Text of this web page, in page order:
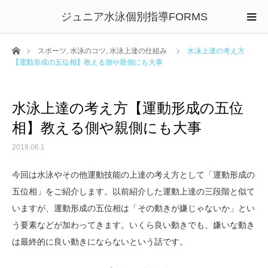
ジュニア水泳個別指導FORMS
ホームスポーツ, 水泳のコツ, 水泳上達の仕組み
水泳上達の考え方
【運動形成の五位相】教える側や親側にも大事
水泳上達の考え方【運動形成の五位
相】教える側や親側にも大事
2019.06.1
今回は水泳やその他運動技能の上達の考え方として「運動形成の
五位相」をご紹介します。
以前紹介した運動上達の三段階と似て
いますが、運動形成の五位相は「その動きが嫌じゃないか」とい
う要素などが加わってきます。いくら良い動きでも、嫌いな動き
は最終的に良い動きにならないという話です。